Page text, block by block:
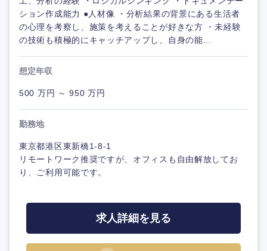
ション作成能力 ●人材像 ・分析結果の背景にある生活者
の心理を考察し、施策を考えることが好きな方 ・未経験
の技術も積極的にキャッチアップし、自身の能...
想定年収
500 万円 ～ 950 万円
勤務地
東京都港区東新橋1-8-1
リモートワーク推奨ですが、オフィスも自由解放してお
り、ご利用可能です。
求人詳細を見る